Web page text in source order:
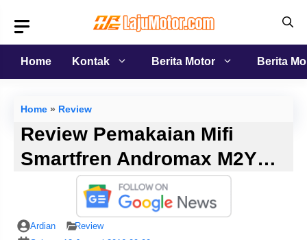
isi
Home
Kontak Berita Motor Berita
Home » Review
Review Pemakaian Mifi
Smartfren Andromax M2Y…
Ardian
Review